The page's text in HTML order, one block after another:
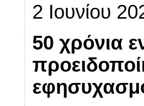
2 Ιουνίου
50 χρόνια